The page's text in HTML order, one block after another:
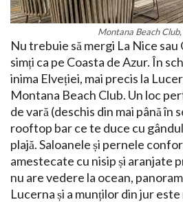
Montana Beach
Nu trebuie să mergi La Nice
simți ca pe Coasta de Azur. În
inima Elveției, mai precis la
Montana Beach Club. Un loc
de vară (deschis din mai până în
rooftop bar ce te duce cu
plajă. Saloanele și pernele
amestecate cu nisip și aranjate
nu are vedere la ocean,
Lucerna și a munților din jur